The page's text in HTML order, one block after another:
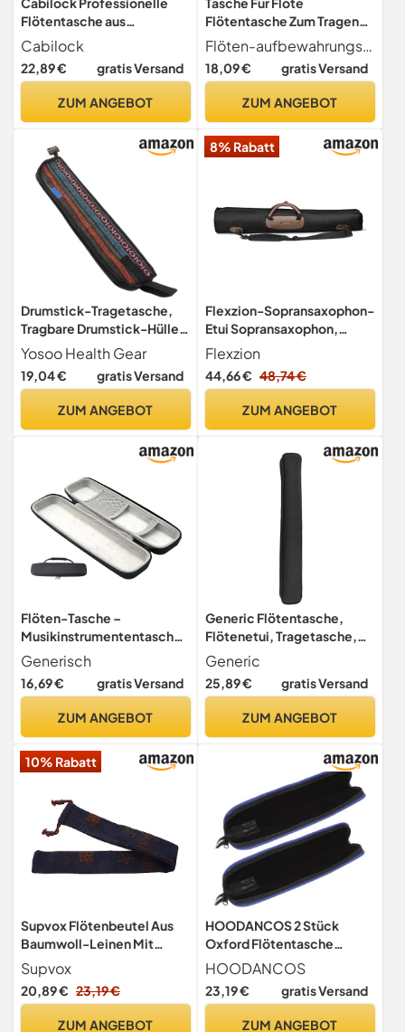
Flötentasche aus
Wasserfestem Oxfordstoff
Tragbare Bambusflöten
Organizer Tasche
Praktisch für Schüler und
Cabilock
22,89 € gratis Versand
ZUM ANGEBOT
Flötentasche Zum Tragen
Flötenetui Mit Organizer
Tragbar Und Robust
Flöten-aufbewahrungs-organizer diese tasche ist leicht und tragbar, sie kann gewaschen und wiederverwendet werden, langlebig und praktisch für sie, bambus-flöten-organizer
18,09 € gratis Versand
ZUM ANGEBOT
Drumstick-Tragetasche,
Tragbare Drumstick-Hülle,
Hängetasche, Exotischer
Stil, Percussion-Zubehör,
Drumsticks-Handtasche
Einhorn
Yosoo Health Gear
19,04 € gratis Versand
ZUM ANGEBOT
8% Rabatt
Flexzion-Sopransaxophon-
Etui Sopransaxophon,
Saxophon-Gig Rucksack
Riemen, Tasche, Ledergriff,
Aufbewahrung
Wasser & stoßfest für
Steigeisenklarinette,
Flexzion
44,66 € 48,74 €
ZUM ANGEBOT
Flöten-Tasche –
Musikinstrumententasche
– 35 cm (13,98 Zoll) Flöten-
Tragetasche – Hartschalen-
Schutzhülle für Sopran- und
tragbar für Reisen, Schule
Generisch
16,69 € gratis Versand
ZUM ANGEBOT
Generic Flötentasche,
Flötenetui, Tragetasche,
für Musikinstrumente,
Anfängermusiker, Xxl
Generic
25,89 € gratis Versand
ZUM ANGEBOT
10% Rabatt
Supvox Flötenbeutel Aus
Baumwoll-Leinen Mit
Kordelzug Für Bambusflöte
Leichte Tragbare
Flötenaufbewahrungstasch
Supvox
20,89 € 23,19 €
ZUM ANGEBOT
HOODANCOS 2 Stück
Oxford Flötentasche
Robuste Blockflöten
Handlich Tragbar Schutz für
Musik Instrumente
HOODANCOS
23,19 € gratis Versand
ZUM ANGEBOT